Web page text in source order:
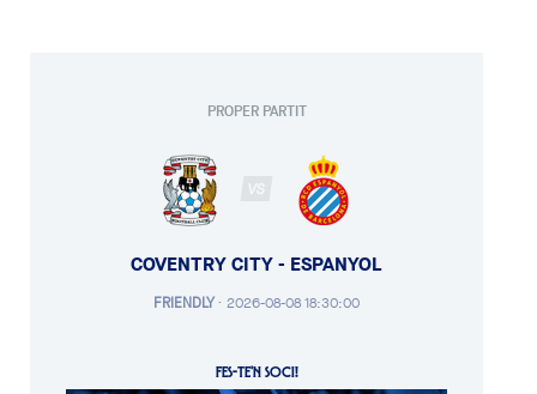
PROPER PARTIT
VS
COVENTRY CITY - ESPANYOL
FRIENDLY· 2026-08-08 18:30:00
FES-TE'N SOCI!